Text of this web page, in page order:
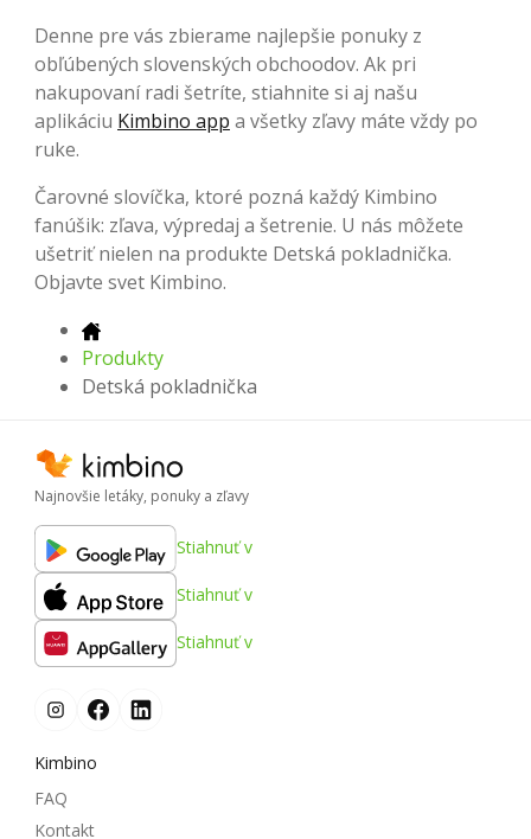
Denne pre vás zbierame najlepšie ponuky z
obľúbených slovenských obchoodov. Ak pri
nakupovaní radi šetríte, stiahnite si aj našu
aplikáciu Kimbino app a všetky zľavy máte vždy po
ruke.
Čarovné slovíčka, ktoré pozná každý Kimbino
fanúšik: zľava, výpredaj a šetrenie. U nás môžete
ušetriť nielen na produkte Detská pokladnička.
Objavte svet Kimbino.
Produkty
Detská pokladnička
Najnovšie letáky, ponuky a zľavy
Stiahnuť v
Stiahnuť v
Stiahnuť v
Kimbino
FAQ
Kontakt